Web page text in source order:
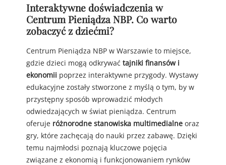
Interaktywne doświadczenia w
Centrum Pieniądza NBP. Co warto
zobaczyć z dziećmi?
Centrum Pieniądza NBP w Warszawie to miejsce,
gdzie dzieci mogą odkrywać tajniki finansów i
ekonomii poprzez interaktywne przygody. Wystawy
edukacyjne zostały stworzone z myślą o tym, by w
przystępny sposób wprowadzić młodych
odwiedzających w świat pieniądza. Centrum
oferuje różnorodne stanowiska multimedialne oraz
gry, które zachęcają do nauki przez zabawę. Dzięki
temu najmłodsi poznają kluczowe pojęcia
związane z ekonomią i funkcjonowaniem rynków